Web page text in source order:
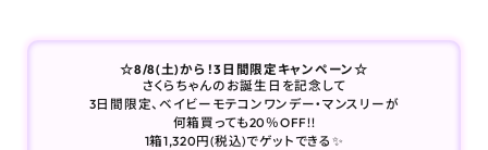
☆8/8(土)から！3日間限定キャンペーン☆
さくらちゃんのお誕生日を記念して
3日間限定、ベイビーモテコンワンデー・マンスリーが
何箱買っても20％OFF!!
1箱1,320円(税込)でゲットできる✨